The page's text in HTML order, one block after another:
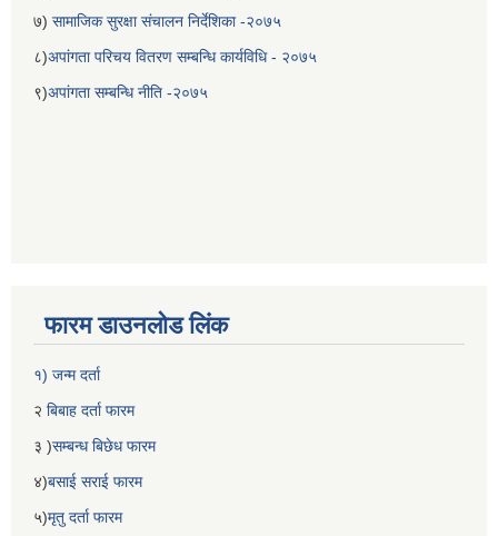
७) सामाजिक सुरक्षा संचालन निर्देशिका -२०७५
८)अपांगता परिचय वितरण सम्बन्धि कार्यविधि - २०७५
९)अपांगता सम्बन्धि नीति -२०७५
फारम डाउनलोड लिंक
१) जन्म दर्ता
२ बिबाह दर्ता फारम
३ )सम्बन्ध बिछेध फारम
४)बसाई सराई फारम
५)मृतु दर्ता फारम